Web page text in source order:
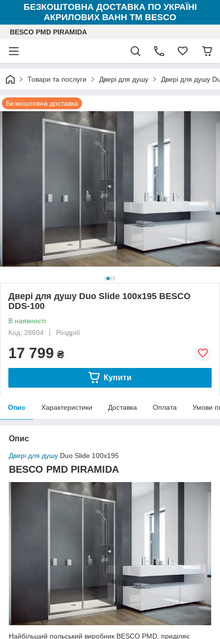
БЕЗКОШТОВНА ДОСТАВКА ПО УКРАЇНІ
АКРИЛОВИХ ВАНН ТМ BESCO
BESCO PMD PIRAMIDA
Товари та послуги Двері для душу Двері для душу
Безкоштовна доставка
Двері для душу Duo Slide 100x195 BESCO
DDS-100
В наявності
Код: 28604
Роздріб
17 799 ₴
Купити
Опис Характеристики Доставка Оплата Умови
Опис
Двері для душу Duo Slide 100x195
BESCO PMD PIRAMIDA
Найбільший польський виробник BESCO PMD, приділяє